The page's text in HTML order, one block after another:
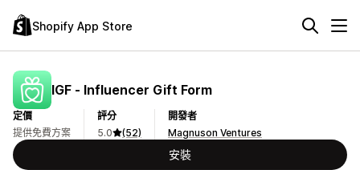
Shopify App Store
IGF ‑ Influencer Gift Form
定價
提供免費方案
評分
5.0
(52)
開發者
Magnuson Ventures
安裝